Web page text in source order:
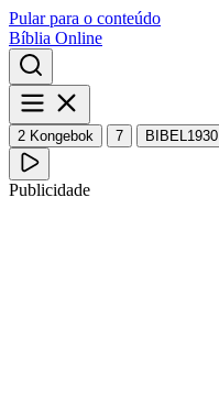
Pular para o conteúdo
Bíblia Online
2 Kongebok 7 BIBEL1930
Publicidade